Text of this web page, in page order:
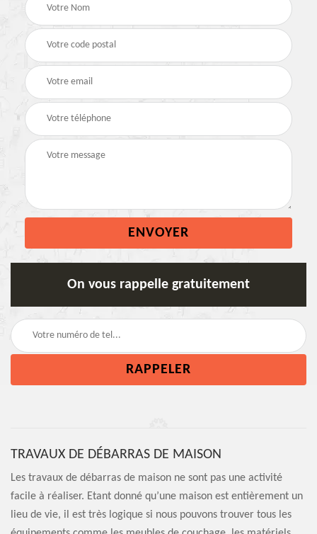
On vous rappelle gratuitement
TRAVAUX DE DÉBARRAS DE MAISON
Les travaux de débarras de maison ne sont pas une activité
facile à réaliser. Etant donné qu’une maison est entièrement un
lieu de vie, il est très logique si nous pouvons trouver tous les